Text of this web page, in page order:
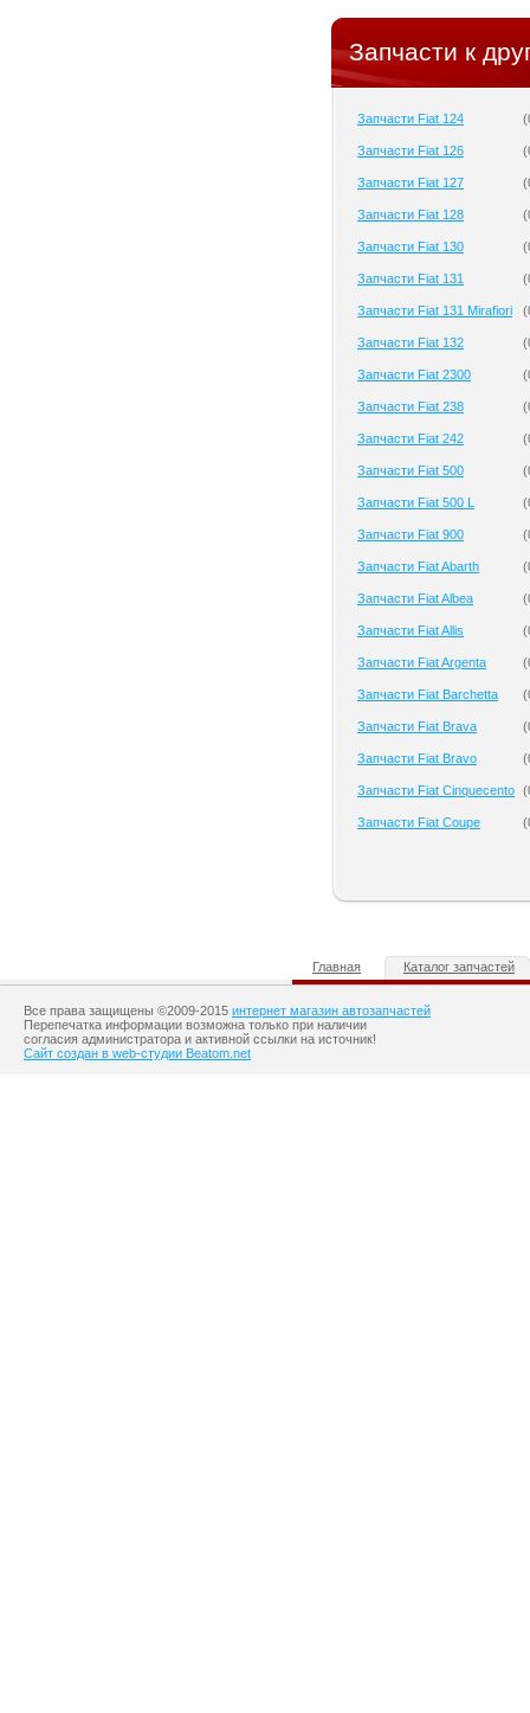
Запчасти к
Запчасти Fiat 124 (
Запчасти Fiat 126 (
Запчасти Fiat 127 (
Запчасти Fiat 128 (
Запчасти Fiat 130 (
Запчасти Fiat 131 (
Запчасти Fiat 131 Mirafiori (
Запчасти Fiat 132 (
Запчасти Fiat 2300 (
Запчасти Fiat 238 (
Запчасти Fiat 242 (
Запчасти Fiat 500 (
Запчасти Fiat 500 L (
Запчасти Fiat 900 (
Запчасти Fiat Abarth (
Запчасти Fiat Albea (
Запчасти Fiat Allis (
Запчасти Fiat Argenta (
Запчасти Fiat Barchetta (
Запчасти Fiat Brava (
Запчасти Fiat Bravo (
Запчасти Fiat Cinquecento (
Запчасти Fiat Coupe (
Главная Каталог запчастей
Все права защищены ©2009-2015 интернет магазин автозапчастей
Перепечатка информации возможна только при наличии
согласия администратора и активной ссылки на источник!
Сайт создан в web-студии Beatom.net